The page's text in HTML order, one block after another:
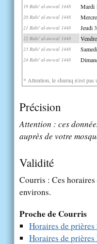
19 Rabi' al-awwal 1448 Mardi
20 Rabi' al-awwal 1448
21 Rabi' al-awwal 1448 Jeudi
22 Rabi' al-awwal 1448
23 Rabi' al-awwal 1448
24 Rabi' al-awwal 1448
* Attention, le shuruq n'est pas
Précision
Attention : ces
auprès de votre
Validité
Courris : Ces
environs.
Proche de Courris
Horaires de prières
Horaires de